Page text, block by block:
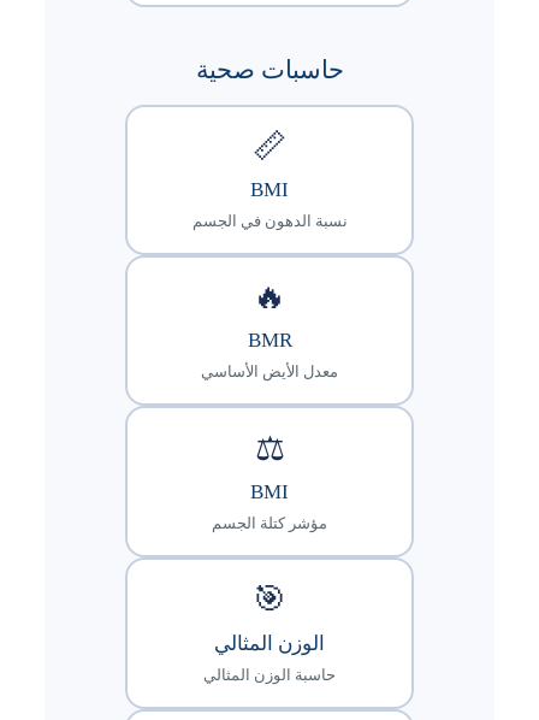
حاسبات صحية
📏
BMI
نسبة الدهون في الجسم
🔥
BMR
معدل الأيض الأساسي
⚖️
BMI
مؤشر كتلة الجسم
🎯
الوزن المثالي
حاسبة الوزن المثالي